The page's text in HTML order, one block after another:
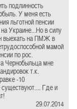
подлинность
У меня есть
льготной пенсии
Украине...Но в силу
выехать на ПМЖ в
мамой
по рос.
Чернобыльца мне
т.к.
-10
Где и
29.07.2014